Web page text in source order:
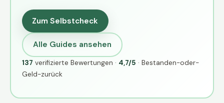
Zum Selbstcheck
Alle Guides ansehen
137 verifizierte Bewertungen · 4,7/5 · Bestanden-oder-
Geld-zurück